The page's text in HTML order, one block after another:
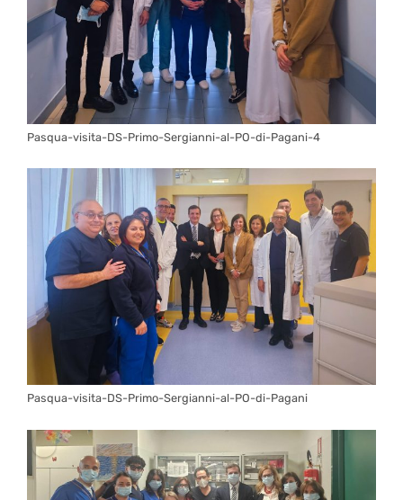
Pasqua-visita-DS-Primo-Sergianni-al-PO-di-Pagani-4
Pasqua-visita-DS-Primo-Sergianni-al-PO-di-Pagani